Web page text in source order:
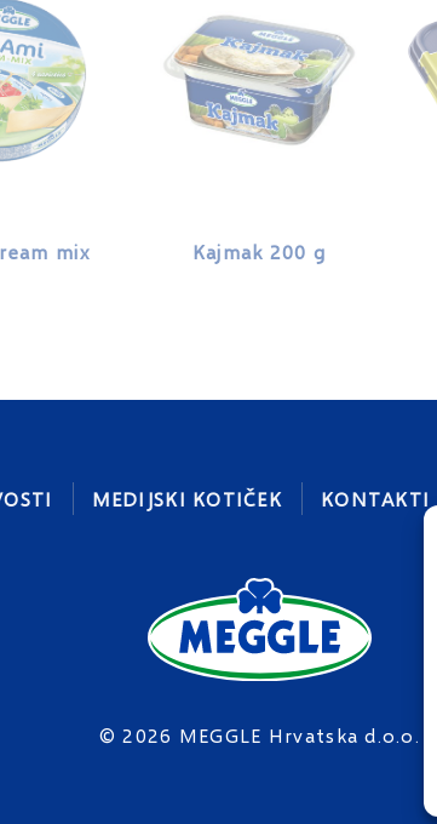
mix Kajmak 200 g
MEDIJSKI KOTIČEK KONTAKTI
© 2026 MEGGLE Hrvatska d.o.o.